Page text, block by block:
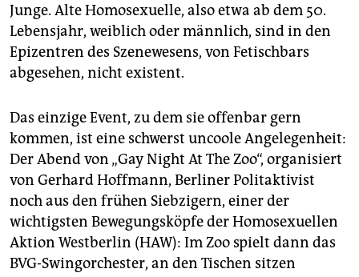
Junge. Alte Homosexuelle, also etwa ab dem 50.
Lebensjahr, weiblich oder männlich, sind in den
Epizentren des Szenewesens, von Fetischbars
abgesehen, nicht existent.
Das einzige Event, zu dem sie offenbar gern
kommen, ist eine schwerst uncoole Angelegenheit:
Der Abend von „Gay Night At The Zoo“, organisiert
von Gerhard Hoffmann, Berliner Politaktivist
noch aus den frühen Siebzigern, einer der
wichtigsten Bewegungsköpfe der Homosexuellen
Aktion Westberlin (HAW): Im Zoo spielt dann das
BVG-Swing­orchester, an den Tischen sitzen